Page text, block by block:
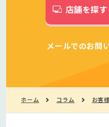
店舗を探す
メールでのお問
ホーム コラム お客